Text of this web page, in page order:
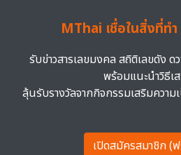
MThai เชื่อในสิ่งที่ทำ
รับข่าวสารเลขมงคล สถิติเลขดัง ด
พร้อมแนะนำวิธีเ
ลุ้นรับรางวัลจากกิจกรรมเสริมควา
เปิดสมัครสมาชิก (